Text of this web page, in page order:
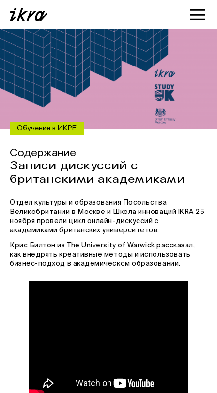
Познакомиться с ИКРОЙ
Статьи
Кейсы
О нас
Обучение в ИКРЕ
Содержание
Записи дискуссий с
британскими академиками
Отдел культуры и образования Посольства
Великобритании в Москве и Школа инноваций IKRA 25
ноября провели цикл онлайн-дискуссий с
академиками британских университетов.
Крис Билтон из The University of Warwick рассказал,
как внедрять креативные методы и использовать
бизнес-подход в академическом образовании.